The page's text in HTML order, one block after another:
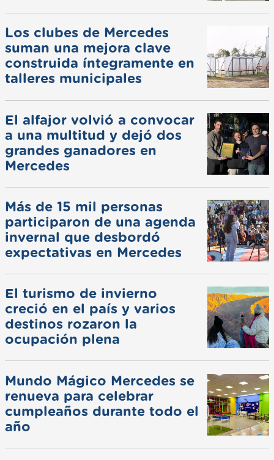
Los clubes de Mercedes
suman una mejora clave
construida íntegramente en
talleres municipales
El alfajor volvió a convocar
a una multitud y dejó dos
grandes ganadores en
Mercedes
Más de 15 mil personas
participaron de una agenda
invernal que desbordó
expectativas en Mercedes
El turismo de invierno
creció en el país y varios
destinos rozaron la
ocupación plena
Mundo Mágico Mercedes se
renueva para celebrar
cumpleaños durante todo el
año